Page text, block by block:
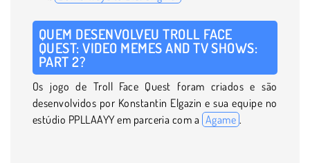
QUEM DESENVOLVEU TROLL FACE
QUEST: VIDEO MEMES AND TV SHOWS:
PART 2?
Os jogo de Troll Face Quest foram criados e são
desenvolvidos por Konstantin Elgazin e sua equipe no
estúdio PPLLAAYY em parceria com a Agame .